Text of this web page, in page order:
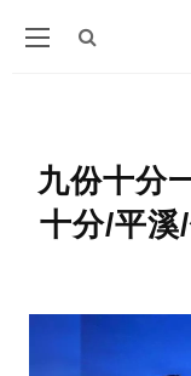
九份十分
十分/平溪